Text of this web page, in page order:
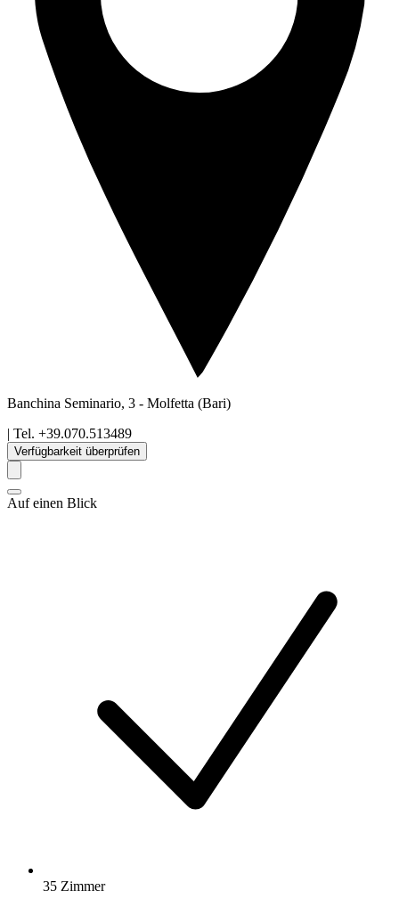
Banchina Seminario, 3 - Molfetta (Bari)
| Tel. +39.070.513489
Verfügbarkeit überprüfen
Auf einen Blick
35 Zimmer